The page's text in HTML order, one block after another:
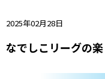
2025年02月28日
なでしこリーグの